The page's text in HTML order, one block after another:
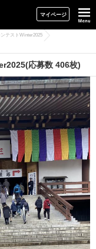
マイページ
テストWinter2025
応募数 406枚)